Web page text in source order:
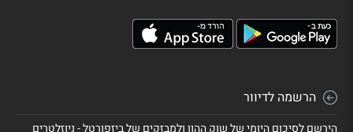
הרשמה לדיוור
הירשם לסיכום היומי של שוק ההון ולמבזקים של ביזפורטל - ניוזלטרים